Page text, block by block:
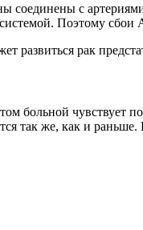
с
Поэтому
развиться рак
больной чувствует
так же, как и